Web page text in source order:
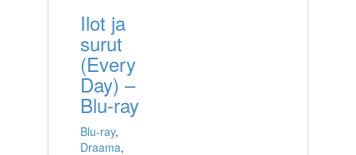
Ilot ja
surut
(Every
Day) –
Blu-ray
Blu-ray,
Draama,